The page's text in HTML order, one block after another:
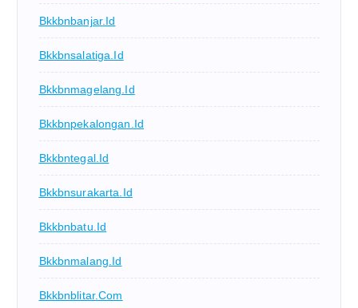
Bkkbnbanjar.id
Bkkbnsalatiga.id
Bkkbnmagelang.id
Bkkbnpekalongan.id
Bkkbntegal.id
Bkkbnsurakarta.id
Bkkbnbatu.id
Bkkbnmalang.id
Bkkbnblitar.com